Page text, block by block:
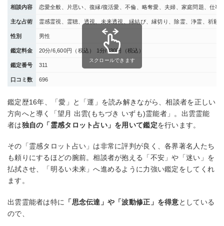
相談内容 恋愛全般、片思い、復縁/復活愛、不倫、略奪愛、夫婦、家庭問題、仕
主な占術 霊感霊視、霊聴、透視、未来透視、縁結び、縁切り、除霊、浄霊、祈願
性別 男性
鑑定料金 20分/6,600円（税込） 1分/330円（税込）
鑑定番号 311
口コミ数 696
スクロールできます
鑑定歴16年、「愛」と「運」を読み解きながら、相談者を正しい
方向へと導く「望月 出雲(もちづき いずも)霊能者」。出雲霊能
者は独自の「霊感タロット占い」を用いて鑑定を行います。
その「霊感タロット占い」は非常に評判が良く、各界著名人たち
も頼りにするほどの腕前。相談者が抱える「不安」や「迷い」を
払拭させ、「明るい未来」へ進めるように力強い鑑定をしてくれ
ます。
出雲霊能者は特に 「思念伝達」や「波動修正」を得意としている
ので、